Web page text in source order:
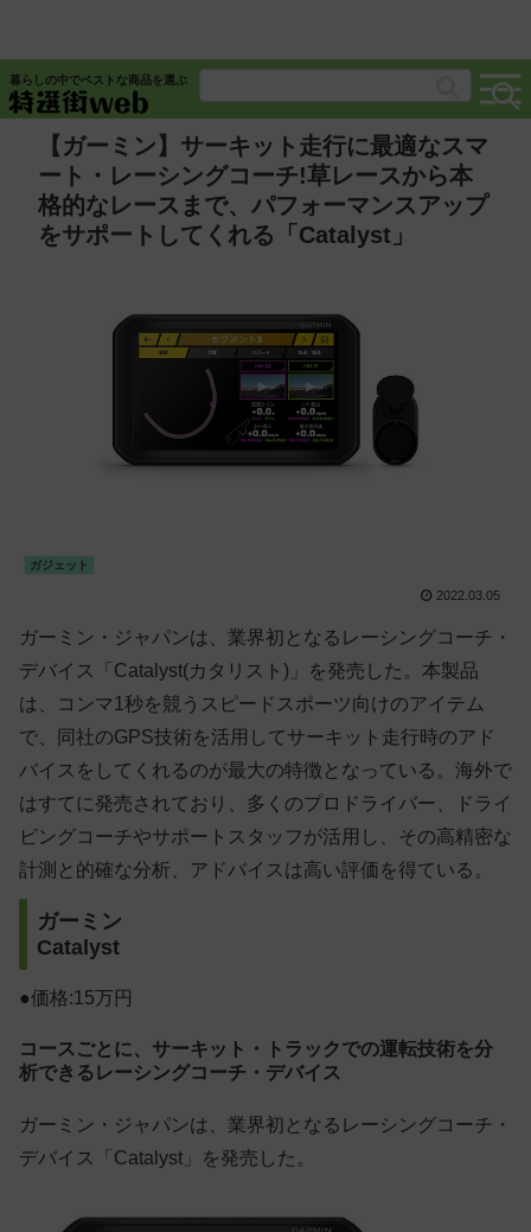
暮らしの中でベストな商品を選ぶ
【ガーミン】サーキット走行に最適なスマ
ート・レーシングコーチ!草レースから本
格的なレースまで、パフォーマンスアップ
をサポートしてくれる「Catalyst」
ガジェット
2022.03.05
ガーミン・ジャパンは、業界初となるレーシングコーチ・
デバイス「Catalyst(カタリスト)」を発売した。本製品
は、コンマ1秒を競うスピードスポーツ向けのアイテム
で、同社のGPS技術を活用してサーキット走行時のアド
バイスをしてくれるのが最大の特徴となっている。海外で
はすてに発売されており、多くのプロドライバー、ドライ
ビングコーチやサポートスタッフが活用し、その高精密な
計測と的確な分析、アドバイスは高い評価を得ている。
ガーミン
Catalyst
●価格:15万円
コースごとに、サーキット・トラックでの運転技術を分
析できるレーシングコーチ・デバイス
ガーミン・ジャパンは、業界初となるレーシングコーチ・
デバイス「Catalyst」を発売した。